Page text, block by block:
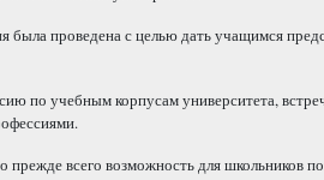
была проведена с целью дать учащимся
по учебным корпусам университета,
прежде всего возможность для школьников